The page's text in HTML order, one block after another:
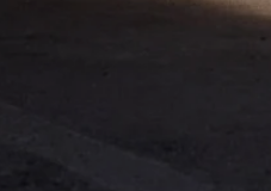
Clases
Eventos